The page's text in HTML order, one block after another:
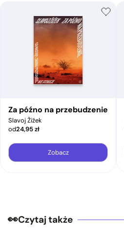
Za późno na przebudzenie
Slavoj Žižek
od24,95zł
Zobacz
Czytaj także